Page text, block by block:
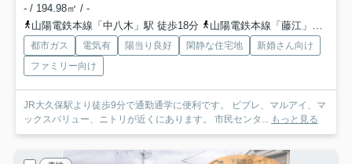
- / 194.98㎡ / -
山陽電鉄本線「中八木」駅 徒歩18分
山陽電鉄本線「藤江」駅 徒歩27分
都市ガス 電気有 陽当り良好 閑静な住宅地
新婚さん向け
ファミリー向け
JR大久保駅より徒歩9分で通勤通学に便利です。 ビブレ、マルアイ、マ
ックスバリュー、ニトリが近くにあります。 市民センタ...
もっと見る